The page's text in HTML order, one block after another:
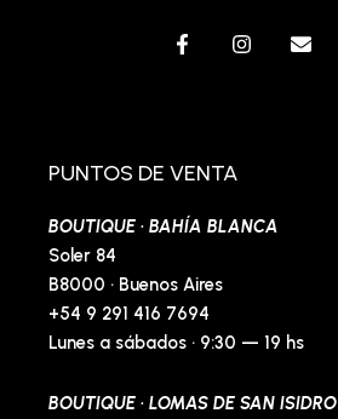
F
o
k
f
I
E
PUNTOS DE VENTA
BOUTIQUE · BAHÍA BLANCA
Soler 84
B8000 · Buenos Aires
+54 9 291 416 7694
Lunes a sábados · 9:30 — 19 hs
BOUTIQUE · LOMAS DE SAN ISIDRO